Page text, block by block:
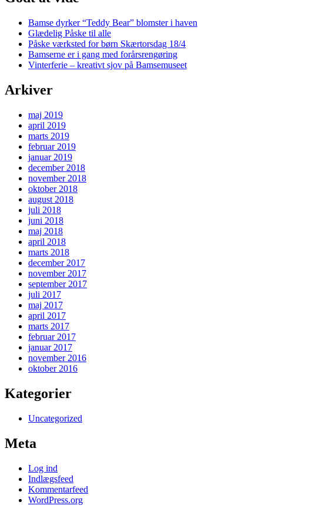
Bamse dyrker “Teddy Bear” blomster i haven
Glædelig Påske til alle
Påske værksted for børn Skærtorsdag 18/4
Bamserne er i gang med forårsrengøring
Vinterferie – kreativt sjov på Bamsemuseet
Arkiver
maj 2019
april 2019
marts 2019
februar 2019
januar 2019
december 2018
november 2018
oktober 2018
august 2018
juli 2018
juni 2018
maj 2018
april 2018
marts 2018
december 2017
november 2017
september 2017
juli 2017
maj 2017
april 2017
marts 2017
februar 2017
januar 2017
november 2016
oktober 2016
Kategorier
Uncategorized
Meta
Log ind
Indlægsfeed
Kommentarfeed
WordPress.org